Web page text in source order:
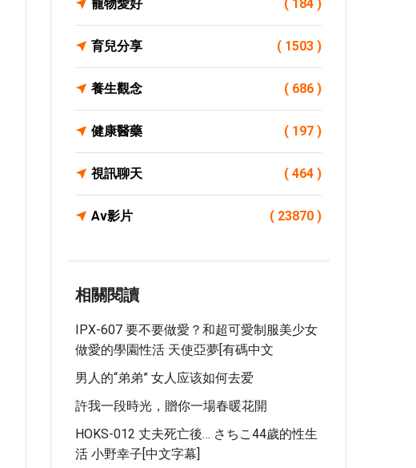
寵物愛好 ( 184 )
育兒分享 ( 1503 )
養生觀念 ( 686 )
健康醫藥 ( 197 )
視訊聊天 ( 464 )
Av影片 ( 23870 )
相關閱讀
IPX-607 要不要做愛？和超可愛制服美少女
做愛的學園性活 天使亞夢[有碼中文
男人的“弟弟” 女人应该如何去爱
許我一段時光，贈你一場春暖花開
HOKS-012 丈夫死亡後… さちこ44歲的性生
活 小野幸子[中文字幕]